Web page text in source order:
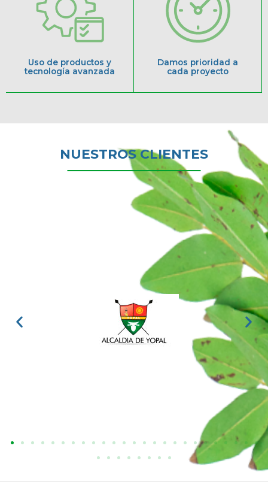
Uso de productos y
tecnología avanzada
Damos prioridad a
cada proyecto
NUESTROS CLIENTES